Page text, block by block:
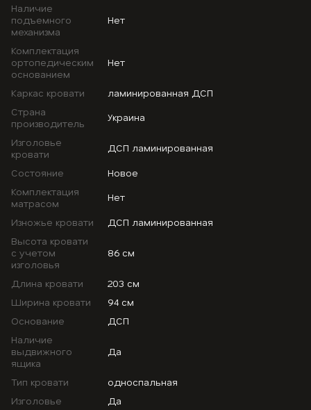
Наличие
подъемного
механизма
Нет
Комплектация
ортопедическим
основанием
Нет
Каркас кровати
ламинированная ДСП
Страна
производитель
Украина
Изголовье
кровати
ДСП ламинированная
Состояние
Новое
Комплектация
матрасом
Нет
Изножье кровати
ДСП ламинированная
Высота кровати
с учетом
изголовья
86 см
Длина кровати
203 см
Ширина кровати
94 см
Основание
ДСП
Наличие
выдвижного
ящика
Да
Тип кровати
односпальная
Изголовье
Да